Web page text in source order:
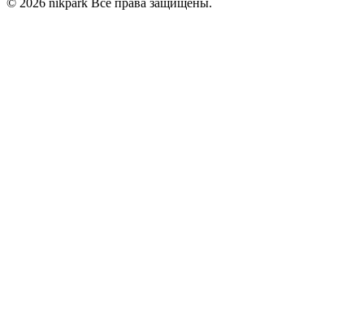
© 2026 nikpark Все права защищены.